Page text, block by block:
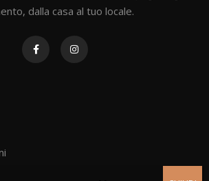
dalla casa al tuo locale.